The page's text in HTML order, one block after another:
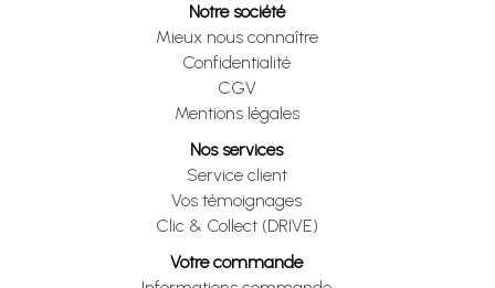
Notre société
Mieux nous connaître
Confidentialité
CGV
Mentions légales
Nos services
Service client
Vos témoignages
Clic & Collect (DRIVE)
Votre commande